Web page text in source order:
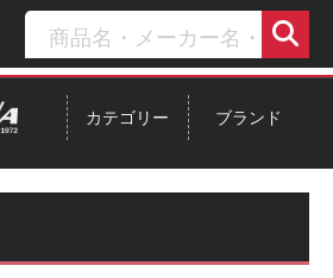
ブランド
カテゴリー